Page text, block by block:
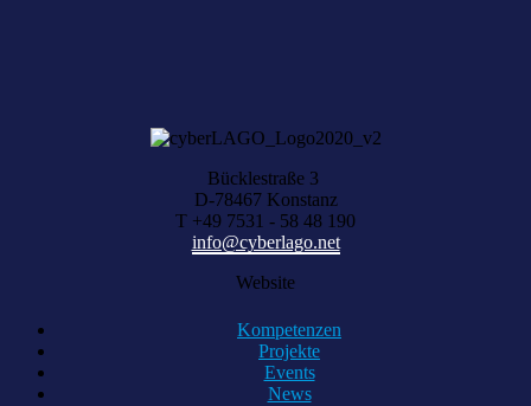
Bücklestraße 3
D-78467 Konstanz
T +49 7531 - 58 48 190
info@cyberlago.net
Website
Kompetenzen
Projekte
Events
News